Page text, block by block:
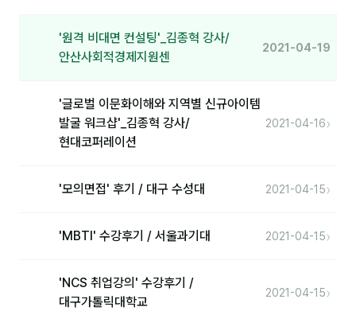
용어사전
트렌드 리포트
문서자료실
'원격 비대면 컨설팅'_김종혁 강사/
안산사회적경제지원센
2021-04-19
'글로벌 이문화이해와 지역별 신규아이템
발굴 워크샵'_김종혁 강사/
현대코퍼레이션
2021-04-16›
'모의면접' 후기 / 대구 수성대 2021-04-15›
'MBTI' 수강후기 / 서울과기대 2021-04-15›
'NCS 취업강의' 수강후기 /
대구가톨릭대학교
2021-04-15›